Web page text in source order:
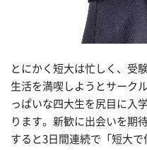
とにかく短大は忙しく、受
生活を満喫しようとサーク
っぱいな四大生を尻目に入
ります。新歓に出会いを期
すると3日間連続で「短大